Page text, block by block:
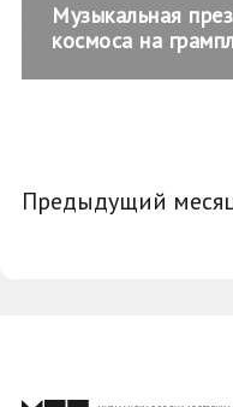
Музыкальная
космоса на
Предыдущий